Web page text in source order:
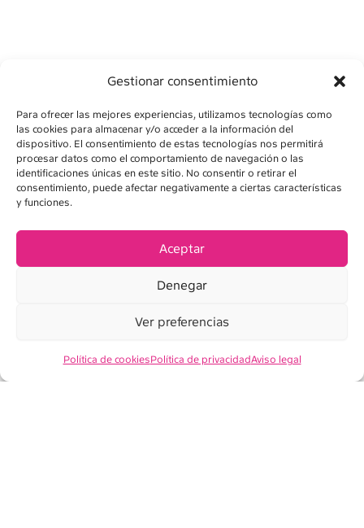
Gestionar consentimiento
Para ofrecer las mejores experiencias, utilizamos tecnologías como
las cookies para almacenar y/o acceder a la información del
dispositivo. El consentimiento de estas tecnologías nos permitirá
procesar datos como el comportamiento de navegación o las
identificaciones únicas en este sitio. No consentir o retirar el
consentimiento, puede afectar negativamente a ciertas características
y funciones.
Aceptar
Denegar
Ver preferencias
Política de cookiesPolítica de privacidadAviso legal
POLÍTICA DE PRIVACIDAD
POLÍTICA DE COOKIES